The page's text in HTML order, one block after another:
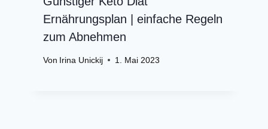
Ernährungsplan | einfache Regeln
zum Abnehmen
Von Irina Unickij 1. Mai 2023